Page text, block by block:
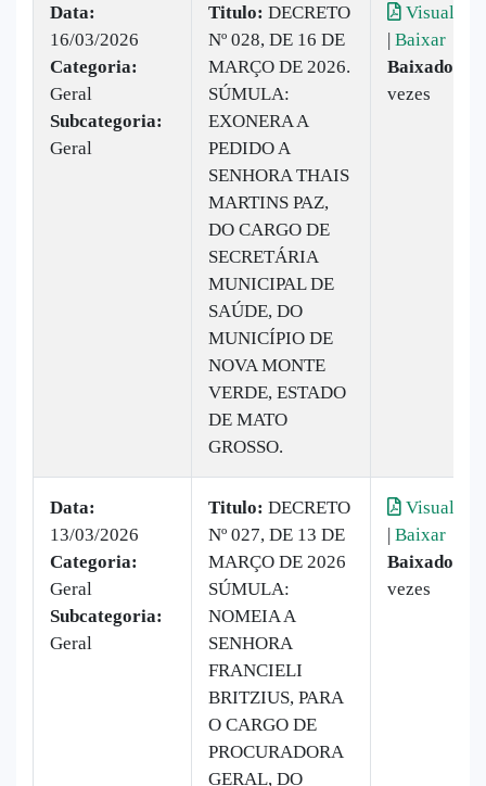
Data:
16/03/2026
Categoria:
Geral
Subcategoria:
Geral
Titulo: DECRETO
Nº 028, DE 16 DE
MARÇO DE 2026.
SÚMULA:
EXONERA A
PEDIDO A
SENHORA THAIS
MARTINS PAZ,
DO CARGO DE
SECRETÁRIA
MUNICIPAL DE
SAÚDE, DO
MUNICÍPIO DE
NOVA MONTE
VERDE, ESTADO
DE MATO
GROSSO.
Visualizar
| Baixar
Baixado:
vezes
Data:
13/03/2026
Categoria:
Geral
Subcategoria:
Geral
Titulo: DECRETO
Nº 027, DE 13 DE
MARÇO DE 2026
SÚMULA:
NOMEIA A
SENHORA
FRANCIELI
BRITZIUS, PARA
O CARGO DE
PROCURADORA
GERAL, DO
Visualizar
| Baixar
Baixado:
vezes